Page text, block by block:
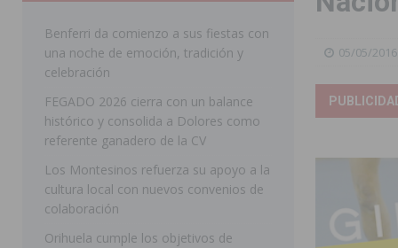
[ 07/08/2026 ] Educación destina 1,2 millones
[ 07/08/2026 ] La Policía Nacional desarticula un
[ 07/08/2026 ] Torrevieja impulsa el empleo con la
TORREVIEJA
Raiguero de Bonanza alerta del
[ 07/08/2026 ] La Generalitat impulsa el
05/05/2016
Benferri da comienzo a sus fiestas con
una noche de emoción, tradición y
celebración
FEGADO 2026 cierra con un balance
histórico y consolida a Dolores como
referente ganadero de la CV
Los Montesinos refuerza su apoyo a la
cultura local con nuevos convenios de
colaboración
Orihuela cumple los objetivos de